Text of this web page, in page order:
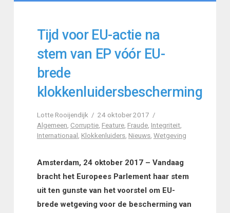
Tijd voor EU-actie na
stem van EP vóór EU-
brede
klokkenluidersbescherming
Lotte Rooijendijk
24 oktober 2017
Algemeen Corruptie, Feature, Fraude, Integriteit,
Internationaal Klokkenluiders, Nieuws, Wetgeving
Amsterdam, 24 oktober 2017 – Vandaag
bracht het Europees Parlement haar stem
uit ten gunste van het voorstel om EU-
brede wetgeving voor de bescherming van